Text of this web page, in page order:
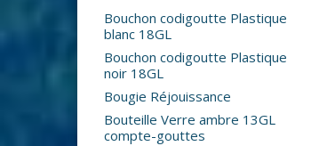
Bouchon codigoutte Plastique
blanc 18GL
Bouchon codigoutte Plastique
noir 18GL
Bougie Réjouissance
Bouteille Verre ambre 13GL
compte-gouttes